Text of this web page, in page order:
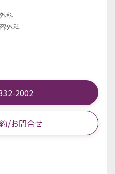
科
外科
2002
/お問合せ